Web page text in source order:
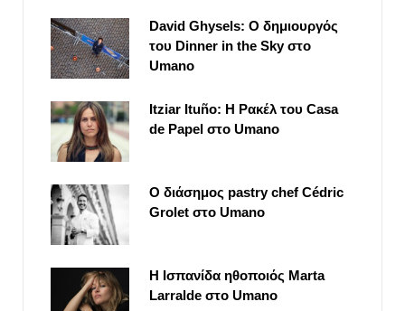
David Ghysels: Ο δημιουργός
του Dinner in the Sky στο
Umano
Itziar Ituño: Η Ρακέλ του Casa
de Papel στο Umano
Ο διάσημος pastry chef Cédric
Grolet στο Umano
Η Ισπανίδα ηθοποιός Marta
Larralde στο Umano